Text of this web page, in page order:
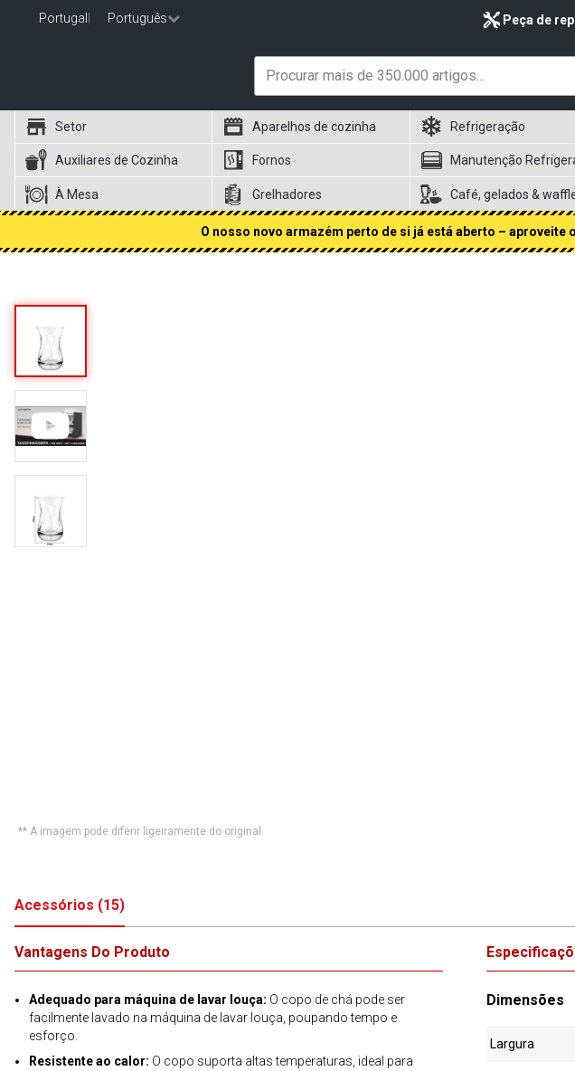
Portugal Português Peça de
Setor Aparelhos de cozinha Refrigeração
Auxiliares de Cozinha Fornos Manutenção
À Mesa Grelhadores Café, gelados &
O nosso novo armazém perto de si já está aberto –
** A imagem pode diferir ligeiramente do original.
Acessórios (15)
Vantagens Do Produto
Adequado para máquina de lavar louça: O copo de chá pode ser
facilmente lavado na máquina de lavar louça, poupando tempo e
esforço.
Resistente ao calor: O copo suporta altas temperaturas, ideal para
Dimensões
Largura